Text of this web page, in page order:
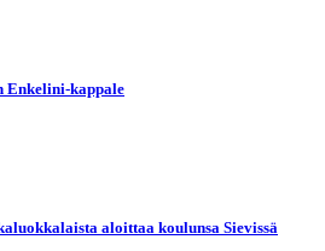
Enkelini-kappale
aloittaa koulunsa Sievissä